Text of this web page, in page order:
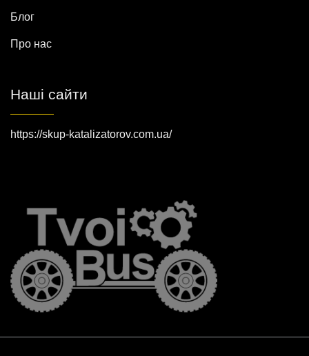
Блог
Про нас
Наші сайти
https://skup-katalizatorov.com.ua/